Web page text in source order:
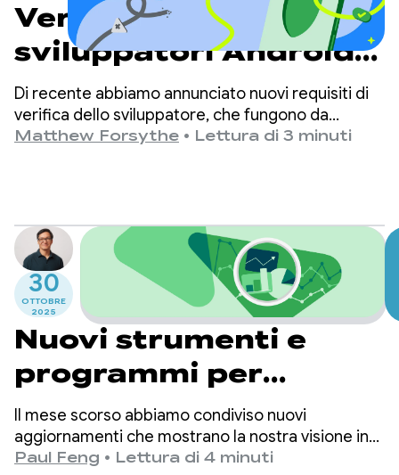
Verifica degli
sviluppatori Android:
l'accesso in anteprima
inizia ora mentre
continuiamo a
tuo feedback
Di recente abbiamo annunciato nuovi requisiti di
verifica dello sviluppatore, che fungono da
ulteriore livello di difesa nel nostro impegno
persone utilizzano i nostri strumenti.
Matthew Forsythe • Lettura di 3 minuti
30
OTTOBRE
2025
Nuovi strumenti e
programmi per
accelerare il tuo
successo su Google
Il mese scorso abbiamo condiviso nuovi
aggiornamenti che mostrano la nostra visione in
evoluzione di Google Play: un luogo in cui le
Paul Feng • Lettura di 4 minuti